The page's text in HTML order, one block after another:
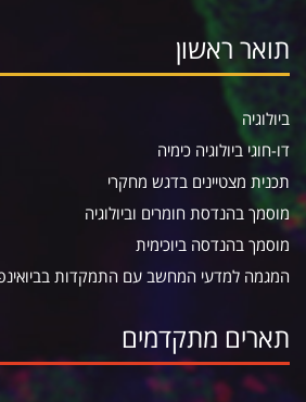
תואר ראשון
ביולוגיה
דו-חוגי ביולוגיה כימיה
תכנית מצטיינים בדגש מחקרי
מוסמך בהנדסת חומרים וביולוגיה
מוסמך בהנדסה ביוכימית
המגמה למדעי המחשב עם התמקדות
תארים מתקדמים